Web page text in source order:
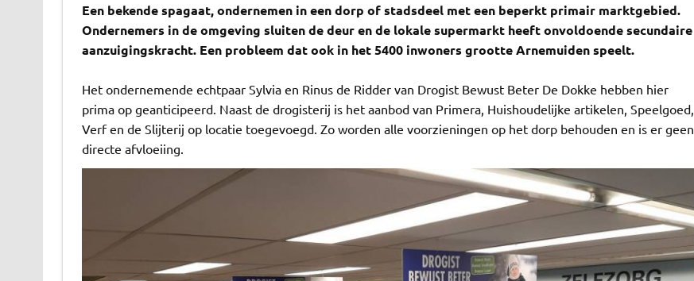
Een bekende spagaat, ondernemen in een dorp of stadsdeel met een beperkt primair marktgebied.
Ondernemers in de omgeving sluiten de deur en de lokale supermarkt heeft onvoldoende secundaire
aanzuigingskracht. Een probleem dat ook in het 5400 inwoners grootte Arnemuiden speelt.
Het ondernemende echtpaar Sylvia en Rinus de Ridder van Drogist Bewust Beter De Dokke hebben hier
prima op geanticipeerd. Naast de drogisterij is het aanbod van Primera, Huishoudelijke artikelen, Speelgoed,
Verf en de Slijterij op locatie toegevoegd. Zo worden alle voorzieningen op het dorp behouden en is er geen
directe afvloeiing.